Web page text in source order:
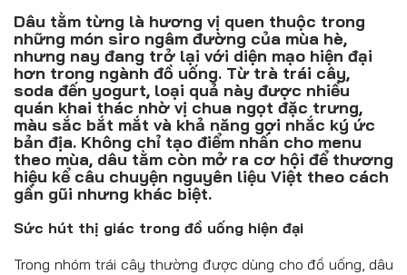
Doanh nghiệp – Doanh nhân
Đồ uống
Pháp luật
Khoa giáo
Multimedia
Dâu tằm từng là hương vị quen thuộc trong
những món siro ngâm đường của mùa hè,
nhưng nay đang trở lại với diện mạo hiện đại
hơn trong ngành đồ uống. Từ trà trái cây,
soda đến yogurt, loại quả này được nhiều
quán khai thác nhờ vị chua ngọt đặc trưng,
màu sắc bắt mắt và khả năng gợi nhắc ký ức
bản địa. Không chỉ tạo điểm nhấn cho menu
theo mùa, dâu tằm còn mở ra cơ hội để thương
hiệu kể câu chuyện nguyên liệu Việt theo cách
gần gũi nhưng khác biệt.
Sức hút thị giác trong đồ uống hiện đại
Trong nhóm trái cây thường được dùng cho đồ uống, dâu